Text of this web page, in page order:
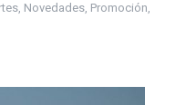
, Novedades, Promoción,